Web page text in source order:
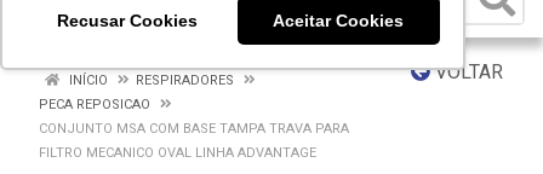
Recusar Cookies Aceitar Cookies
VOLTAR
INÍCIO
RESPIRADORES
PECA REPOSICAO
CONJUNTO MSA COM BASE TAMPA TRAVA PARA
FILTRO MECANICO OVAL LINHA ADVANTAGE